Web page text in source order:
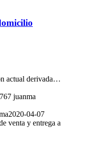
actual derivada…
767 juanma
2020-04-07
venta y entrega a